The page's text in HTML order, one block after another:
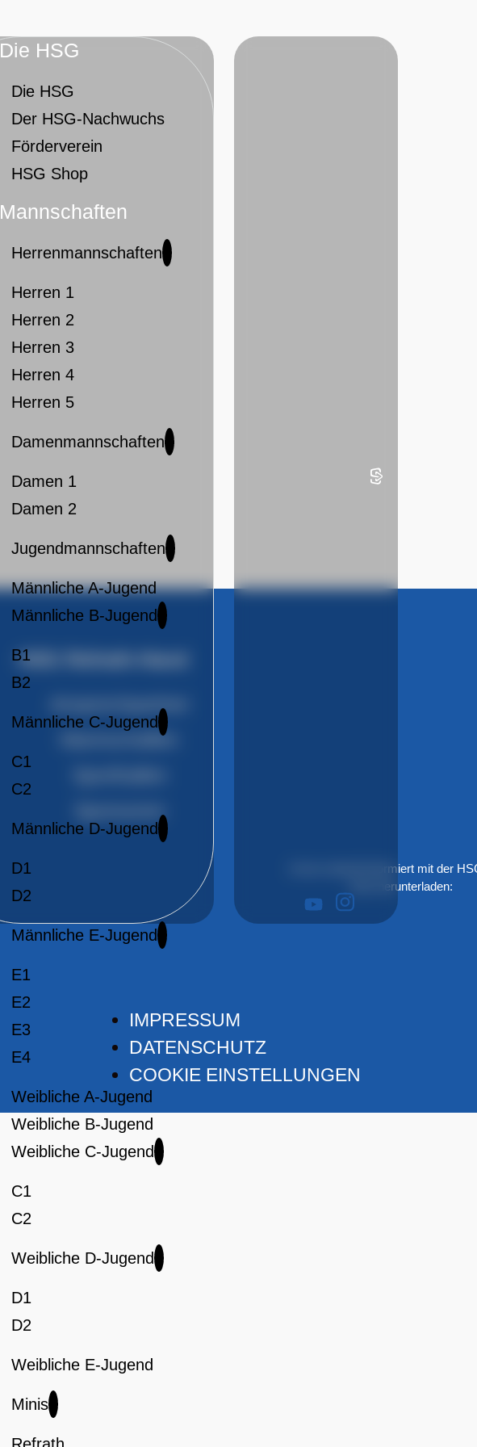
Die HSG
Die HSG
Der HSG-Nachwuchs
Förderverein
HSG Shop
Mannschaften
Herrenmannschaften
Herren 1
Herren 2
Herren 3
Herren 4
Herren 5
Damenmannschaften
Damen 1
Damen 2
Jugendmannschaften
Männliche A-Jugend
Männliche B-Jugend
B1
B2
Männliche C-Jugend
C1
C2
Männliche D-Jugend
D1
D2
Männliche E-Jugend
E1
E2
E3
E4
Weibliche A-Jugend
Weibliche B-Jugend
Weibliche C-Jugend
C1
C2
Weibliche D-Jugend
D1
D2
Weibliche E-Jugend
Minis
HSG Refrath-Hand
Ansprechpartner
Mannschaften
Sponsoren
Immer aktuell informiert mit der
Jetzt herunterladen:
IMPRESSUM
DATENSCHUTZ
COOKIE EINSTELLUNGEN